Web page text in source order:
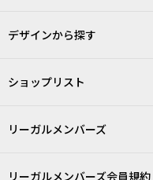
デザインから探す
ショップリスト
リーガルメンバーズ
リーガルメンバーズ会員規約